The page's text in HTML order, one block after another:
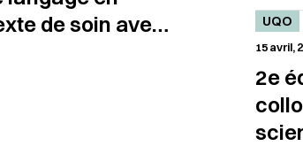
de soin avec
IRSC
2e
UQO
15 avril,